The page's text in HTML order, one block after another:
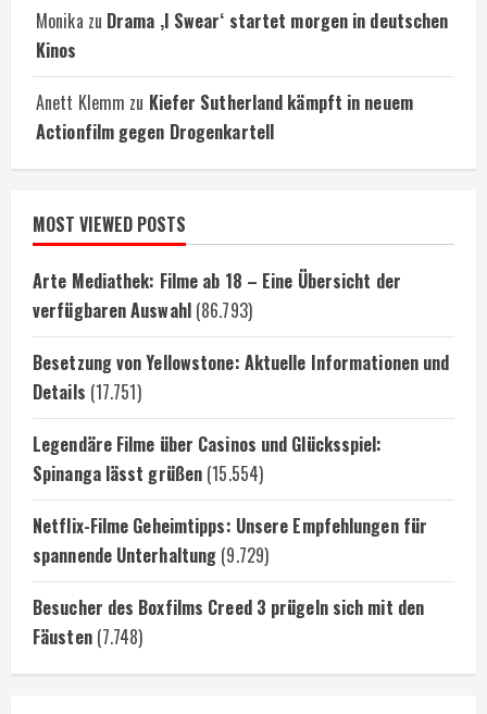
Monika zu Drama ‚I Swear‘ startet morgen in deutschen
Kinos
Anett Klemm zu Kiefer Sutherland kämpft in neuem
Actionfilm gegen Drogenkartell
MOST VIEWED POSTS
Arte Mediathek: Filme ab 18 – Eine Übersicht der
verfügbaren Auswahl (86.793)
Besetzung von Yellowstone: Aktuelle Informationen und
Details (17.751)
Legendäre Filme über Casinos und Glücksspiel:
Spinanga lässt grüßen (15.554)
Netflix-Filme Geheimtipps: Unsere Empfehlungen für
spannende Unterhaltung (9.729)
Besucher des Boxfilms Creed 3 prügeln sich mit den
Fäusten (7.748)